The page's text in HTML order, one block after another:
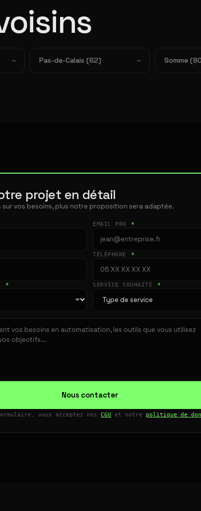
Pas-de-Calais (62) Somme
projet en détail
sur vos besoins, plus notre proposition sera adaptée.
EMAIL PRO *
TÉLÉPHONE *
* SERVICE SOUHAITÉ *
Nous contacter
vous acceptez nos CGU et notre politique de